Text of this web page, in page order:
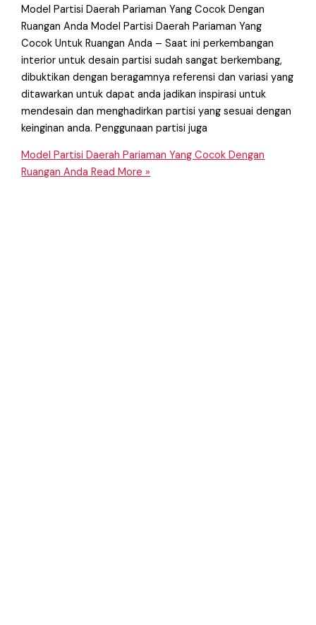
Model Partisi Daerah Pariaman Yang Cocok Dengan
Ruangan Anda Model Partisi Daerah Pariaman Yang
Cocok Untuk Ruangan Anda – Saat ini perkembangan
interior untuk desain partisi sudah sangat berkembang,
dibuktikan dengan beragamnya referensi dan variasi yang
ditawarkan untuk dapat anda jadikan inspirasi untuk
mendesain dan menghadirkan partisi yang sesuai dengan
keinginan anda. Penggunaan partisi juga
Model Partisi Daerah Pariaman Yang Cocok Dengan
Ruangan Anda Read More »